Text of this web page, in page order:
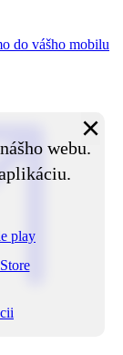
do vášho mobilu
webu.
×